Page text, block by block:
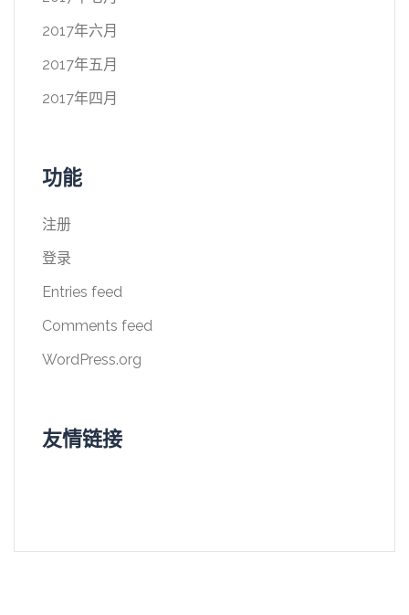
2017年六月
2017年五月
2017年四月
功能
注册
登录
Entries feed
Comments feed
WordPress.org
友情链接